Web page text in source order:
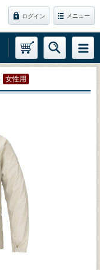
ログイン メニュー
女性用